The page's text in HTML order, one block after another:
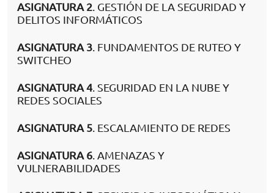
ASIGNATURA 2. GESTIÓN DE LA SEGURIDAD Y
DELITOS INFORMÁTICOS
ASIGNATURA 3. FUNDAMENTOS DE RUTEO Y
SWITCHEO
ASIGNATURA 4. SEGURIDAD EN LA NUBE Y
REDES SOCIALES
ASIGNATURA 5. ESCALAMIENTO DE REDES
ASIGNATURA 6. AMENAZAS Y
VULNERABILIDADES